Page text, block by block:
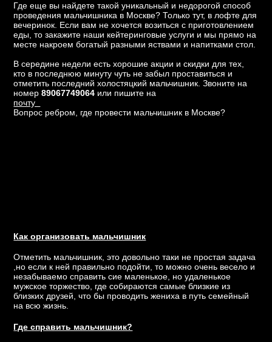
Где еще вы найдете такой уникальный и недорогой способ
проведения мальчишника в Москве? Только тут, в лофте для
вечеринок. Если вам не хочется возиться с приготовлением
еды, то закажите наши кейтеринговые услуги и мы прямо на
месте накроем богатый разными яствами и напитками стол.
В середине недели есть хорошие акции и скидки для тех,
кто в последнюю минуту чуть не забыл проставиться и
отметить последний холостяцкий мальчишник. Звоните на
номер89067749064 или пишите на
почту
Вопрос ребром, где провести мальчишник в Москве?
Как организовать мальчишник
Отметить мальчишник, это довольно таки не простая задача
,но если к ней правильно подойти, то можно очень весело и
незабываемо справить сие маленькое, но удаленькое
мужское торжество, где собираются самые близкие из
близких друзей, что бы проводить жениха в путь семейный
на всю жизнь.
Где справить мальчишник?